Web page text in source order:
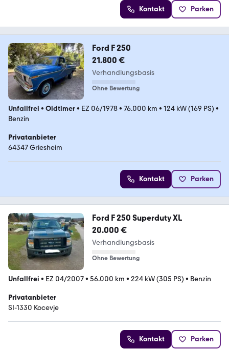
Kontakt Parken
Ford F 250
21.800 €
Verhandlungsbasis
Ohne Bewertung
Unfallfrei • Oldtimer• EZ 06/1978• 76.000 km • 124 kW (169 PS) •
Benzin
Privatanbieter
64347 Griesheim
Kontakt Parken
Ford F 250 Superduty XL
20.000 €
Verhandlungsbasis
Ohne Bewertung
Unfallfrei • EZ 04/2007• 56.000 km • 224 kW (305 PS) • Benzin
Privatanbieter
SI-1330 Kocevje
Kontakt Parken